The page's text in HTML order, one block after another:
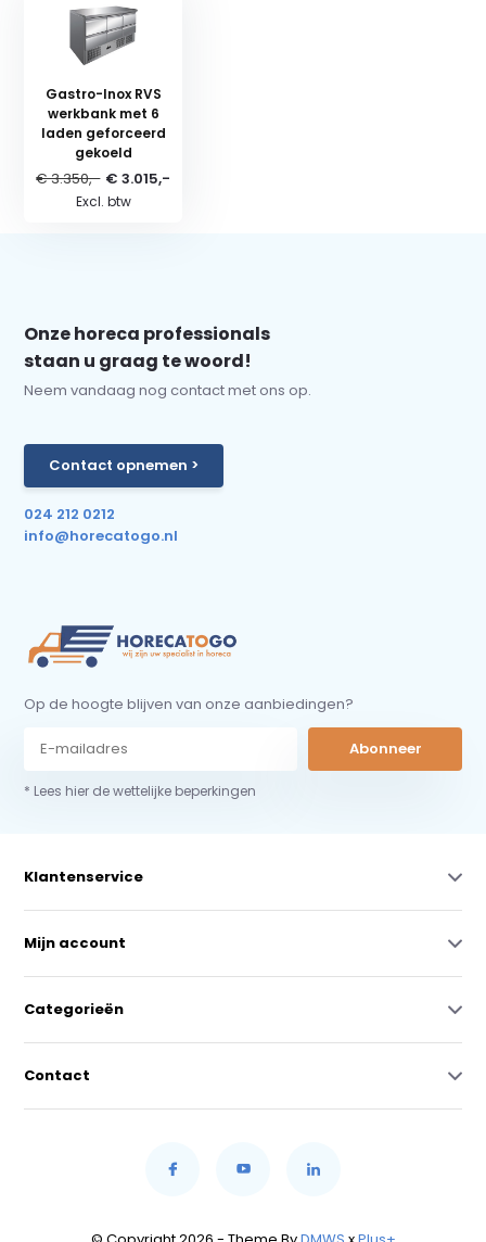
Gastro-Inox RVS
werkbank met 6
laden geforceerd
gekoeld
€ 3.350,- € 3.015,-
Excl. btw
Onze horeca professionals
staan u graag te woord!
Neem vandaag nog contact met ons op.
Contact opnemen >
024 212 0212
info@horecatogo.nl
Op de hoogte blijven van onze aanbiedingen?
Abonneer
* Lees hier de wettelijke beperkingen
Klantenservice
Mijn account
Categorieën
Contact